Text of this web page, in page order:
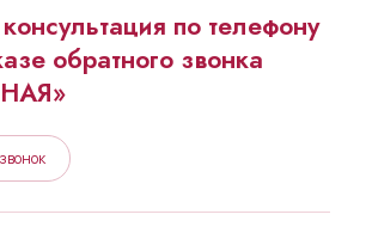
по телефону
обратного звонка